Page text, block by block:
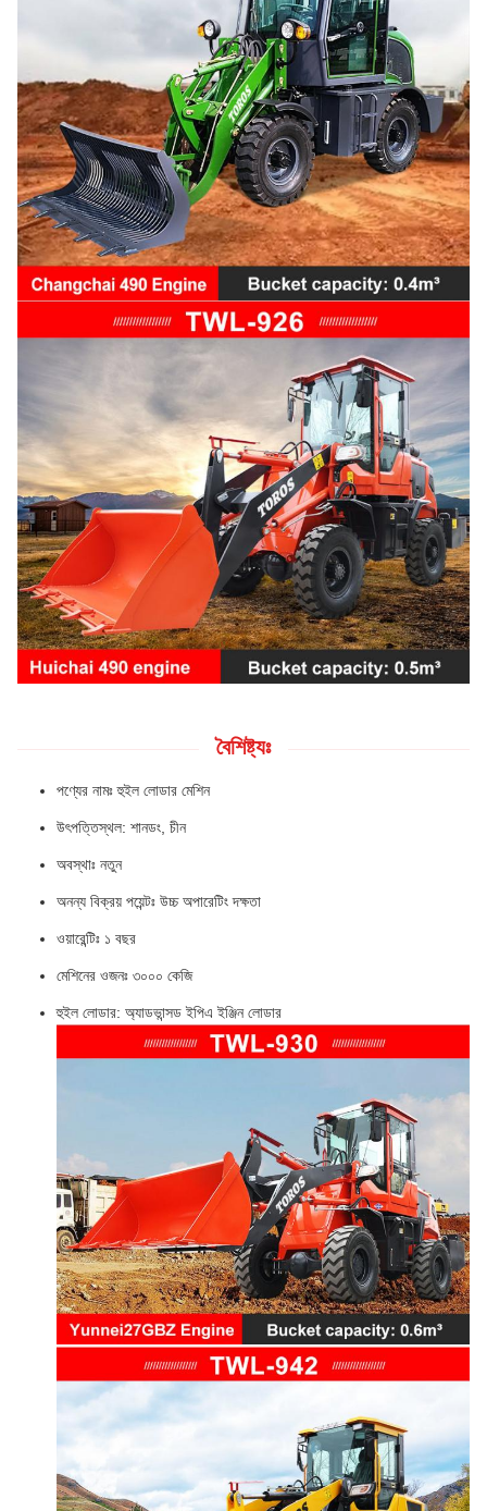
বৈশিষ্ট্যঃ
পণ্যের নামঃ হুইল লোডার মেশিন
উৎপত্তিস্থল: শানডং, চীন
অবস্থাঃ নতুন
অনন্য বিক্রয় পয়েন্টঃ উচ্চ অপারেটিং দক্ষতা
ওয়ারেন্টিঃ ১ বছর
মেশিনের ওজনঃ ৩০০০ কেজি
হুইল লোডার: অ্যাডভান্সড ইপিএ ইঞ্জিন লোডার